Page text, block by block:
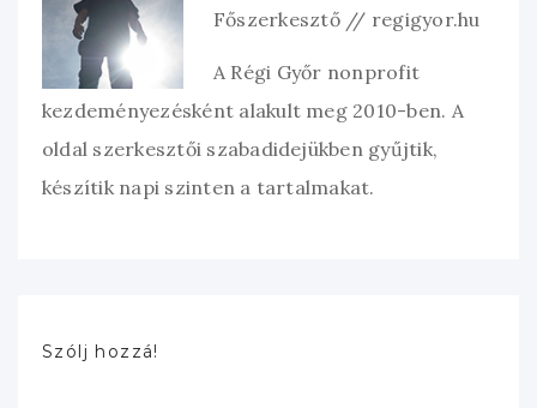
Főszerkesztő // regigyor.hu
A Régi Győr nonprofit
kezdeményezésként alakult meg 2010-ben. A
oldal szerkesztői szabadidejükben gyűjtik,
készítik napi szinten a tartalmakat.
Szólj hozzá!